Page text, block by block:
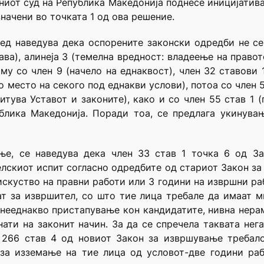
суд на Република Македонија поднесе
во точката 1 од ова решение.
наведува дека оспорените законски одредби не
алинеја 3 (темелна вредност: владеење на
со член 9 (начело на еднаквост), член 32
на секого под еднакви услови), потоа со член
Уставот и законите), како и со член 55 став 1
Македонија. Поради тоа, се предлага
се наведува дека член 33 став 1 точка 6 од
испит согласно одредбите од стариот Закон
на правни работи или 3 години на извршни
за извршител, со што тие лица требале да имаат
пристапување кон кандидатите, нивна
на законит начин. За да се спречела таквата
став 4 од новиот Закон за извршување
изземање на тие лица од условот-две години